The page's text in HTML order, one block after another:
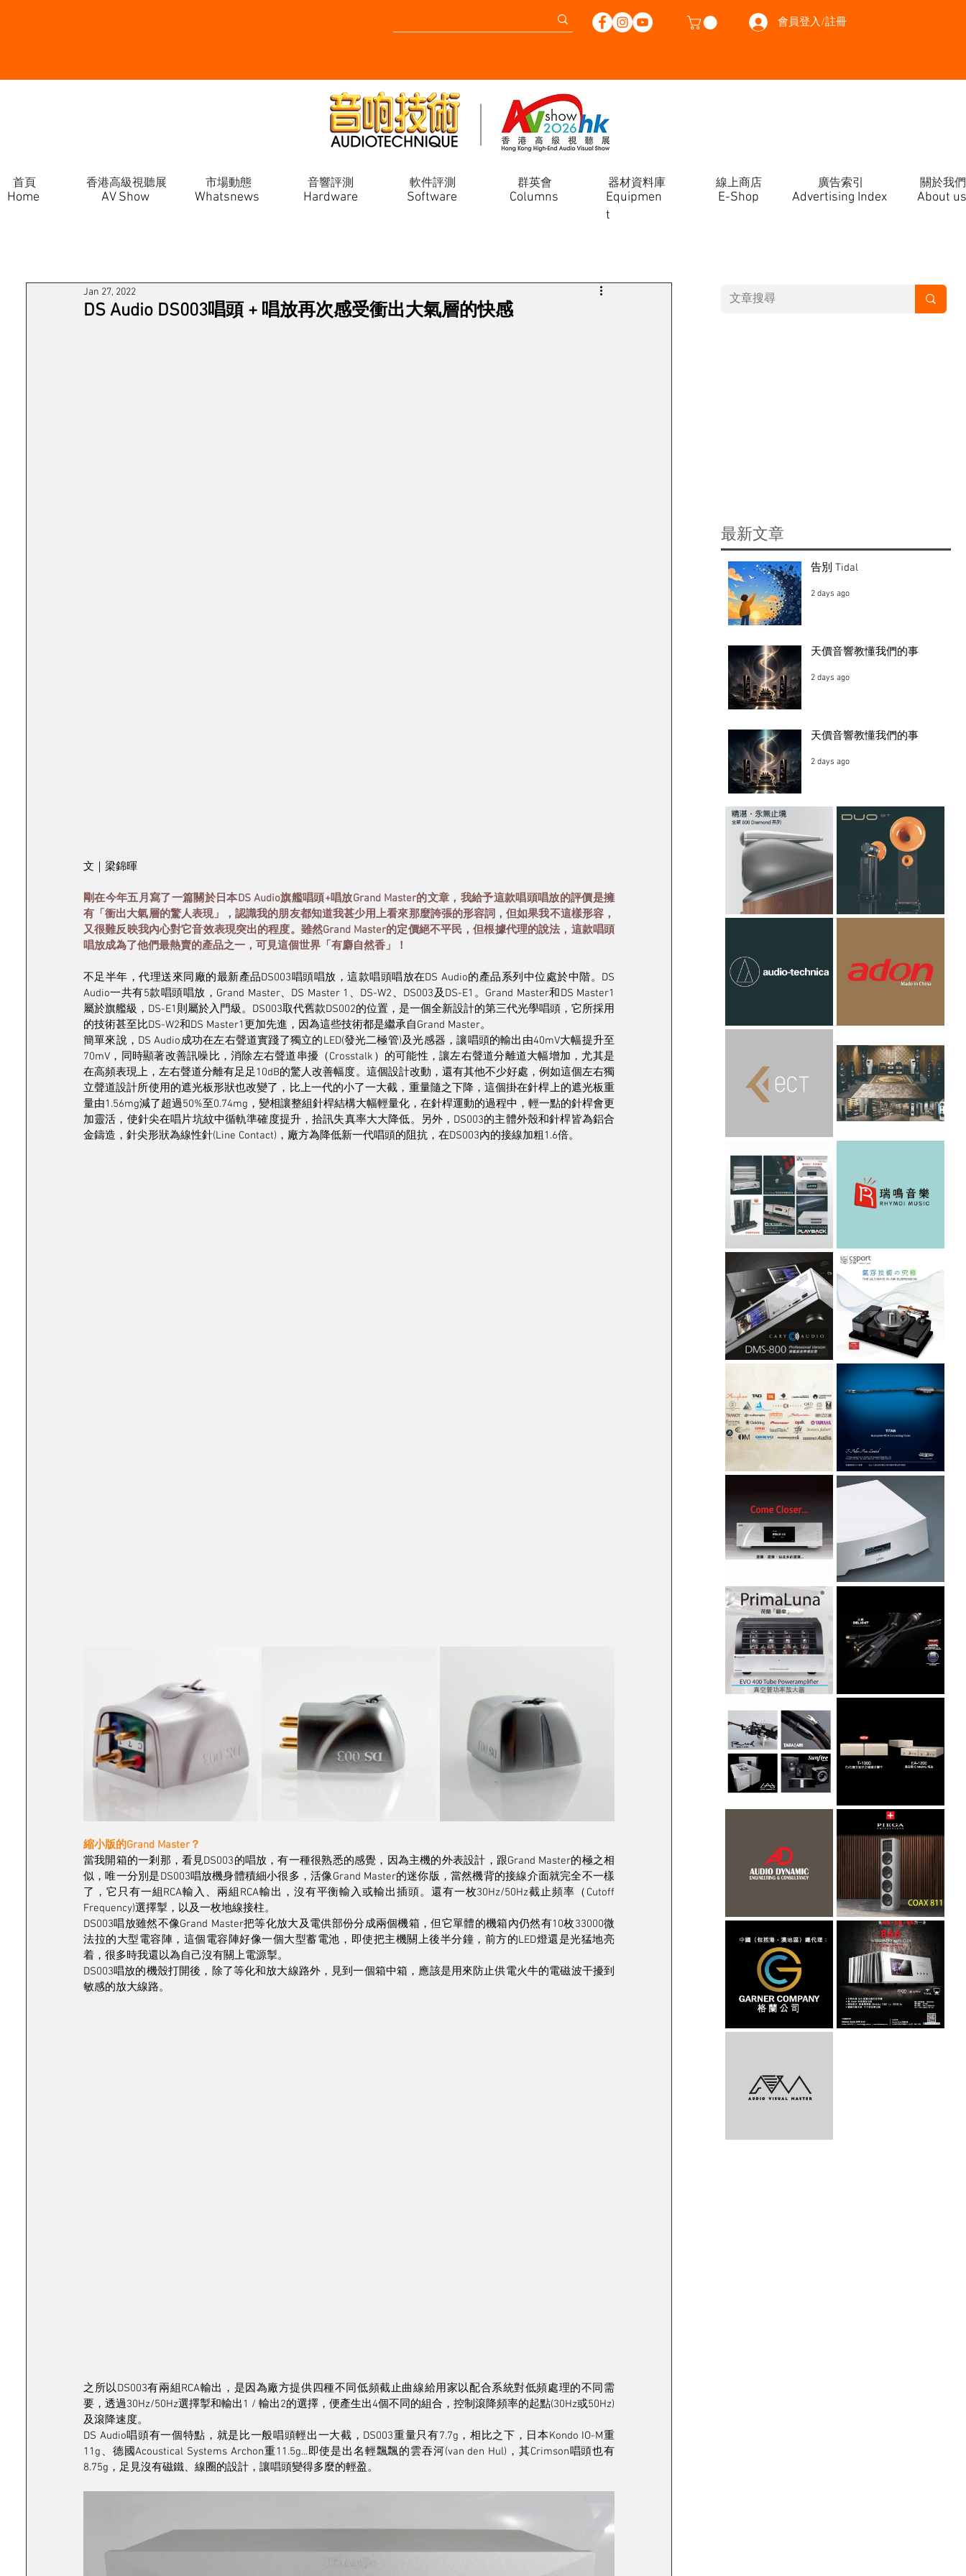
會員登入/註冊
Home
首頁 香港高級視聽展 市場動態 音響評測 軟件評測 群英會 器材資料庫 線上商店 廣告索引 關於我們
AV Show Whatsnews Hardware Software
Equipmen
t
E-Shop
Columns About us
Advertising Index
DS Audio DS003唱頭 + 唱放再次感受衝出大氣層的快感
Jan 27, 2022
文｜梁錦暉
剛在今年五月寫了一篇關於日本DS Audio旗艦唱頭+唱放Grand Master的文章，我給予這款唱頭唱放的評價是擁
有「衝出大氣層的驚人表現」，認識我的朋友都知道我甚少用上看來那麼誇張的形容詞，但如果我不這樣形容，
又很難反映我內心對它音效表現突出的程度。雖然Grand Master的定價絕不平民，但根據代理的說法，這款唱頭
唱放成為了他們最熱賣的產品之一，可見這個世界「有麝自然香」！
不足半年，代理送來同廠的最新產品DS003唱頭唱放，這款唱頭唱放在DS Audio的產品系列中位處於中階。DS
Audio一共有5款唱頭唱放，Grand Master、DS Master 1、DS-W2、DS003及DS-E1。Grand Master和DS Master1
屬於旗艦級，DS-E1則屬於入門級。DS003取代舊款DS002的位置，是一個全新設計的第三代光學唱頭，它所採用
的技術甚至比DS-W2和DS Master1更加先進，因為這些技術都是繼承自Grand Master。
簡單來說，DS Audio成功在左右聲道實踐了獨立的LED(發光二極管)及光感器，讓唱頭的輸出由40mV大幅提升至
70mV，同時顯著改善訊噪比，消除左右聲道串擾（Crosstalk）的可能性，讓左右聲道分離道大幅增加，尤其是
在高頻表現上，左右聲道分離有足足10dB的驚人改善幅度。這個設計改動，還有其他不少好處，例如這個左右獨
立聲道設計所使用的遮光板形狀也改變了，比上一代的小了一大截，重量隨之下降，這個掛在針桿上的遮光板重
量由1.56mg減了超過50%至0.74mg，變相讓整組針桿結構大幅輕量化，在針桿運動的過程中，輕一點的針桿會更
加靈活，使針尖在唱片坑紋中循軌準確度提升，拾訊失真率大大降低。另外，DS003的主體外殼和針桿皆為鋁合
金鑄造，針尖形狀為線性針(Line Contact)，廠方為降低新一代唱頭的阻抗，在DS003內的接線加粗1.6倍。
縮小版的Grand Master？
當我開箱的一剎那，看見DS003的唱放，有一種很熟悉的感覺，因為主機的外表設計，跟Grand Master的極之相
似，唯一分別是DS003唱放機身體積細小很多，活像Grand Master的迷你版，當然機背的接線介面就完全不一樣
了，它只有一組RCA輸入、兩組RCA輸出，沒有平衡輸入或輸出插頭。還有一枚30Hz/50Hz截止頻率（Cutoff
Frequency)選擇掣，以及一枚地線接柱。
DS003唱放雖然不像Grand Master把等化放大及電供部份分成兩個機箱，但它單體的機箱內仍然有10枚33000微
法拉的大型電容陣，這個電容陣好像一個大型蓄電池，即使把主機關上後半分鐘，前方的LED燈還是光猛地亮
着，很多時我還以為自己沒有關上電源掣。
DS003唱放的機殼打開後，除了等化和放大線路外，見到一個箱中箱，應該是用來防止供電火牛的電磁波干擾到
敏感的放大線路。
之所以DS003有兩組RCA輸出，是因為廠方提供四種不同低頻截止曲線給用家以配合系統對低頻處理的不同需
要，透過30Hz/50Hz選擇掣和輸出1 / 輸出2的選擇，便產生出4個不同的組合，控制滾降頻率的起點(30Hz或50Hz)
及滾降速度。
DS Audio唱頭有一個特點，就是比一般唱頭輕出一大截，DS003重量只有7.7g，相比之下，日本Kondo IO-M重
11g、德國Acoustical Systems Archon重11.5g...即使是出名輕飄飄的雲吞河(van den Hul)，其Crimson唱頭也有
8.75g，足見沒有磁鐵、線圈的設計，讓唱頭變得多麼的輕盈。
​最新文章
告別 Tidal
2 days ago
天價音響教懂我們的事
2 days ago
天價音響教懂我們的事
2 days ago